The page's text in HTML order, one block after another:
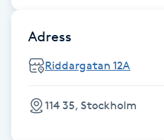
Koppningsmassage
Kosmetisk tatuering
Kostrådgivning
Adress
Riddargatan 12A
114 35, Stockholm